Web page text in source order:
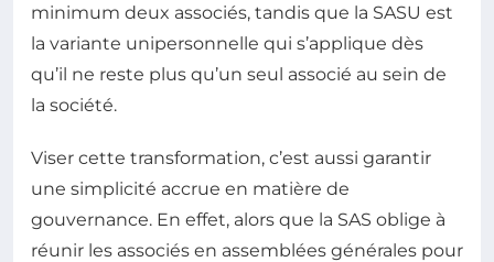
minimum deux associés, tandis que la SASU est
la variante unipersonnelle qui s’applique dès
qu’il ne reste plus qu’un seul associé au sein de
la société.
Viser cette transformation, c’est aussi garantir
une simplicité accrue en matière de
gouvernance. En effet, alors que la SAS oblige à
réunir les associés en assemblées générales pour